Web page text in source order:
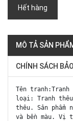
Hết hàng
MÔ TẢ SẢN
CHÍNH SÁCH
Tên tranh:Tranh
loại: Tranh
thêu. Sản phẩm
và bền màu. Vị